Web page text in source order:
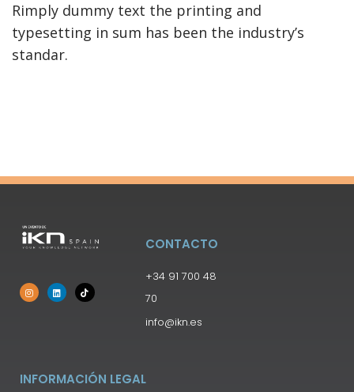
Rimply dummy text the printing and
typesetting in sum has been the industry’s
standar.
CONTACTO
+34 91 700 48
70
info@ikn.es
INFORMACIÓN LEGAL